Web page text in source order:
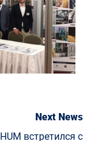
Next News
HUM встретился с